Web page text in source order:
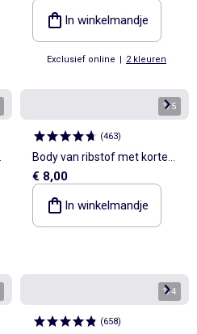
In winkelmandje
Exclusief online | 2 kleuren
1/5
(463)
Body van ribstof met korte
mouw
€ 8,00
In winkelmandje
1/4
(658)